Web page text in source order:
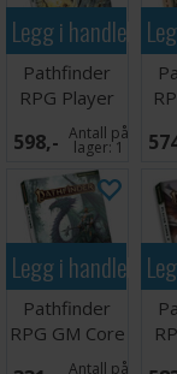
Legg i
Pathfinder
RPG Player
Core
598,- Antall på
lager:1
Legg i
Pathfinder
RPG GM Core
Pocket Edition
Antall på